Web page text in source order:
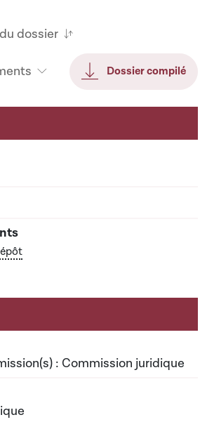
dossier
Dossier compilé
: Commission juridique